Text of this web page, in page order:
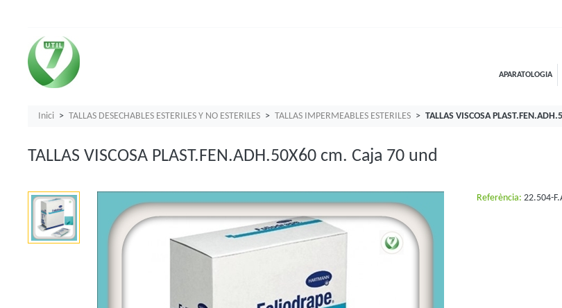
APARATOLOGIA
Inici TALLAS DESECHABLES ESTERILES Y NO ESTERILES TALLAS IMPERMEABLES ESTERILES TALLAS VISCOSA
TALLAS VISCOSA PLAST.FEN.ADH.50X60 cm. Caja 70 und
Referència: 22.504-